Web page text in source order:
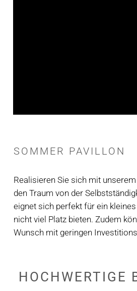
SOMMER PAVILLON
Realisieren Sie sich mit
den Traum von der
eignet sich perfekt für ein
nicht viel Platz bieten. Zudem
Wunsch mit geringen
HOCHWERTIGE